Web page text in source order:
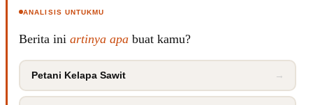
ANALISIS UNTUKMU
Berita ini artinya apa buat kamu?
Petani Kelapa Sawit →